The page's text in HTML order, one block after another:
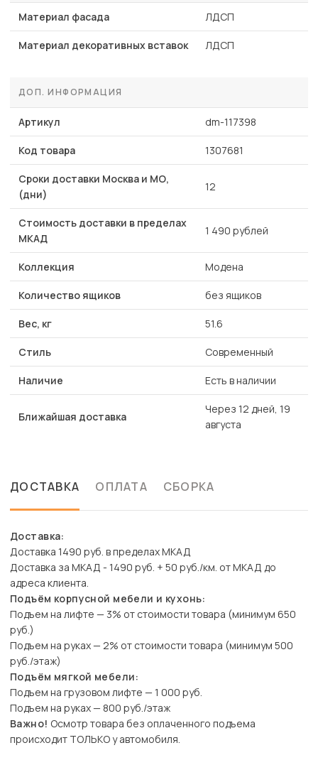
Материал фасада ЛДСП
Материал декоративных вставок ЛДСП
ДОП. ИНФОРМАЦИЯ
Артикул dm-117398
Код товара 1307681
Сроки доставки Москва и МО,
(дни)
12
Стоимость доставки в пределах
МКАД
1 490 рублей
Коллекция Модена
Количество ящиков без ящиков
Вес, кг 51.6
Стиль Современный
Наличие Есть в наличии
Ближайшая доставка
Через 12 дней, 19
августа
ДОСТАВКА ОПЛАТА СБОРКА
Доставка:
Доставка 1490 руб. в пределах МКАД
Доставка за МКАД - 1490 руб. + 50 руб./км. от МКАД до
адреса клиента.
Подъём корпусной мебели и кухонь:
Подъем на лифте — 3% от стоимости товара (минимум 650
руб.)
Подъем на руках — 2% от стоимости товара (минимум 500
руб./этаж)
Подъём мягкой мебели:
Подъем на грузовом лифте — 1 000 руб.
Подъем на руках — 800 руб./этаж
Важно! Осмотр товара без оплаченного подъема
происходит ТОЛЬКО у автомобиля.